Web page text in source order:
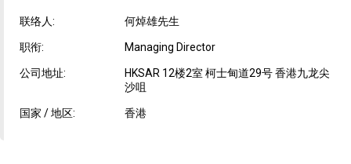
联络人: 何焯雄先生
职衔: Managing Director
公司地址:
HKSAR 12楼2室 柯士甸道29号 香港九龙尖
沙咀
国家 / 地区: 香港